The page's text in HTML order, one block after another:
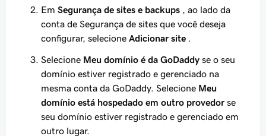
Em Segurança de sites e backups , ao lado da
conta de Segurança de sites que você deseja
configurar, selecione Adicionar site
Selecione Meu domínio é da GoDaddy se o seu
domínio estiver registrado e gerenciado na
mesma conta da GoDaddy. Selecione Meu
domínio está hospedado em outro provedor se
seu domínio estiver registrado e gerenciado em
outro lugar.